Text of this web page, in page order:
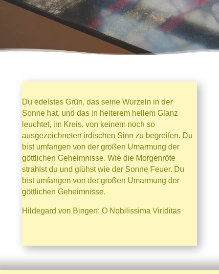
Du edelstes Grün, das seine Wurzeln in der
Sonne hat, und das in heiterem hellem Glanz
leuchtet, im Kreis, von keinem noch so
ausgezeichneten irdischen Sinn zu begreifen. Du
bist umfangen von der großen Umarmung der
göttlichen Geheimnisse. Wie die Morgenröte
strahlst du und glühst wie der Sonne Feuer. Du
bist umfangen von der großen Umarmung der
göttlichen Geheimnisse.
Hildegard von Bingen: O Nobilissima Viriditas